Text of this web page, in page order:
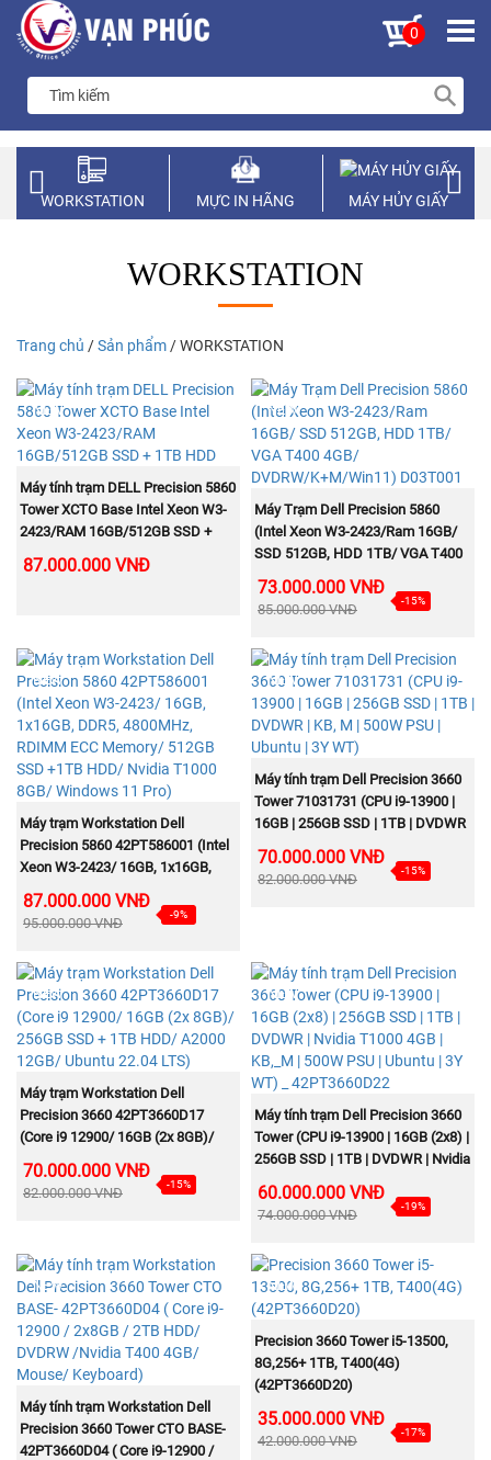
0
WORKSTATION MỰC IN HÃNG MÁY HỦY GIẤY
WORKSTATION
Trang chủ /Sản phẩm / WORKSTATION
NEW
MUA NGAY
Máy tính trạm DELL Precision 5860
Tower XCTO Base Intel Xeon W3-
2423/RAM 16GB/512GB SSD +
1TB HDD
87.000.000 VNĐ
NEW
MUA NGAY
Máy Trạm Dell Precision 5860
(Intel Xeon W3-2423/Ram 16GB/
SSD 512GB, HDD 1TB/ VGA T400
4GB/ DVDRW/K+M/Win11)
D03T001
73.000.000 VNĐ
85.000.000 VNĐ
-15%
NEW
MUA NGAY
Máy trạm Workstation Dell
Precision 5860 42PT586001 (Intel
Xeon W3-2423/ 16GB, 1x16GB,
DDR5, 4800MHz, RDIMM ECC
Memory/ 512GB SSD +1TB HDD/
Nvidia T1000 8GB/ Windows 11
87.000.000 VNĐ
95.000.000 VNĐ
-9%
NEW
MUA NGAY
Máy tính trạm Dell Precision 3660
Tower 71031731 (CPU i9-13900 |
16GB | 256GB SSD | 1TB | DVDWR
| KB, M | 500W PSU | Ubuntu | 3Y
WT)
70.000.000 VNĐ
82.000.000 VNĐ
-15%
NEW
MUA NGAY
Máy trạm Workstation Dell
Precision 3660 42PT3660D17
(Core i9 12900/ 16GB (2x 8GB)/
256GB SSD + 1TB HDD/ A2000
12GB/ Ubuntu 22.04 LTS)
70.000.000 VNĐ
82.000.000 VNĐ
-15%
NEW
MUA NGAY
Máy tính trạm Dell Precision 3660
Tower (CPU i9-13900 | 16GB (2x8) |
256GB SSD | 1TB | DVDWR | Nvidia
T1000 4GB | KB,_M | 500W PSU |
Ubuntu | 3Y WT) _ 42PT3660D22
60.000.000 VNĐ
74.000.000 VNĐ
-19%
NEW
MUA NGAY
Máy tính trạm Workstation Dell
Precision 3660 Tower CTO BASE-
42PT3660D04 ( Core i9-12900 /
NEW
MUA NGAY
Precision 3660 Tower i5-13500,
8G,256+ 1TB, T400(4G)
(42PT3660D20)
35.000.000 VNĐ
42.000.000 VNĐ
-17%